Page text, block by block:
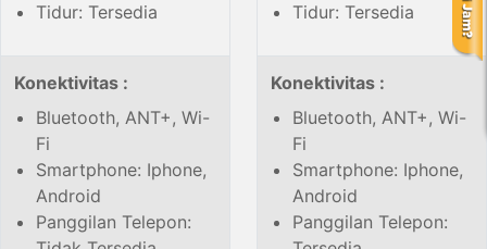
Tidur: Tersedia
Tidur: Tersedia
Konektivitas :
Bluetooth, ANT+, Wi-
Fi
Smartphone: Iphone,
Android
Panggilan Telepon:
Konektivitas :
Bluetooth, ANT+, Wi-
Fi
Smartphone: Iphone,
Android
Panggilan Telepon: